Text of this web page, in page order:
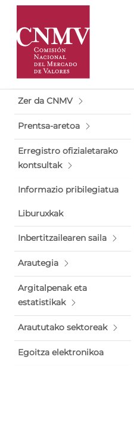
Zer da CNMV
Prentsa-aretoa
Erregistro ofizialetarako
kontsultak
Informazio pribilegiatua
Liburuxkak
Inbertitzailearen saila
Arautegia
Argitalpenak eta
estatistikak
Araututako sektoreak
Egoitza elektronikoa